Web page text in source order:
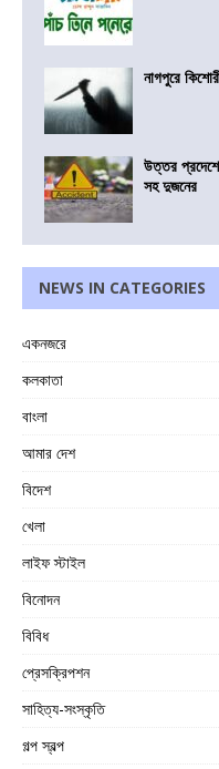
নাগপুরে
উত্তর প্রদেশে
সহ দুজনের
NEWS IN CATEGORIES
একনজরে
কলকাতা
বাংলা
আমার দেশ
বিদেশ
খেলা
লাইফ স্টাইল
বিনোদন
বিবিধ
প্রেসক্রিপশন
সাহিত্য-সংস্কৃতি
গল্প স্বল্প